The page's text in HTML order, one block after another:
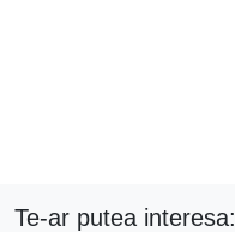
Te-ar putea interesa: